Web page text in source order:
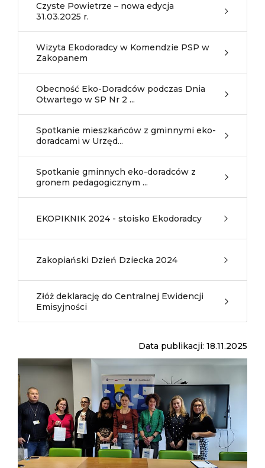
Czyste Powietrze – nowa edycja
31.03.2025 r.
Wizyta Ekodoradcy w Komendzie PSP w
Zakopanem
Obecność Eko-Doradców podczas Dnia
Otwartego w SP Nr 2 ...
Spotkanie mieszkańców z gminnymi eko-
doradcami w Urzęd...
Spotkanie gminnych eko-doradców z
gronem pedagogicznym ...
EKOPIKNIK 2024 - stoisko Ekodoradcy
Zakopiański Dzień Dziecka 2024
Złóż deklarację do Centralnej Ewidencji
Emisyjności
Data publikacji: 18.11.2025